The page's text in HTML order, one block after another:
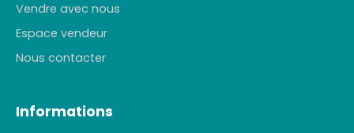
Vendre avec nous
Espace vendeur
Nous contacter
Informations